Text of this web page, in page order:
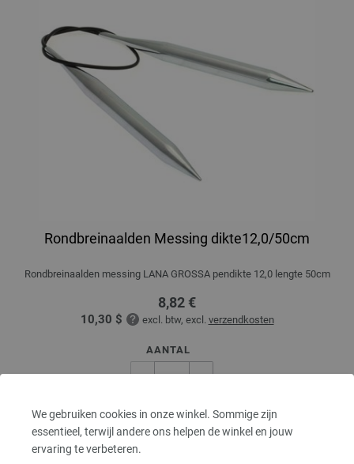
We gebruiken cookies in onze winkel. Sommige zijn
essentieel, terwijl andere ons helpen de winkel en jouw
ervaring te verbeteren.
Rondbreinaalden Messing dikte12,0/50cm
Rondbreinaalden messing LANA GROSSA pendikte 12,0 lengte 50cm
8,82 €
10,30 $ excl. btw, excl. verzendkosten
AANTAL
IN MIJN WINKELMANDJE